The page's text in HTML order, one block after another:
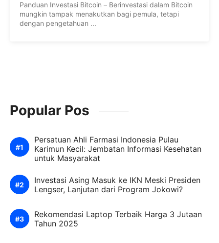
Panduan Investasi Bitcoin – Berinvestasi dalam Bitcoin
mungkin tampak menakutkan bagi pemula, tetapi
dengan pengetahuan ...
Popular Pos
Persatuan Ahli Farmasi Indonesia Pulau
Karimun Kecil: Jembatan Informasi Kesehatan
untuk Masyarakat
Investasi Asing Masuk ke IKN Meski Presiden
Lengser, Lanjutan dari Program Jokowi?
Rekomendasi Laptop Terbaik Harga 3 Jutaan
Tahun 2025